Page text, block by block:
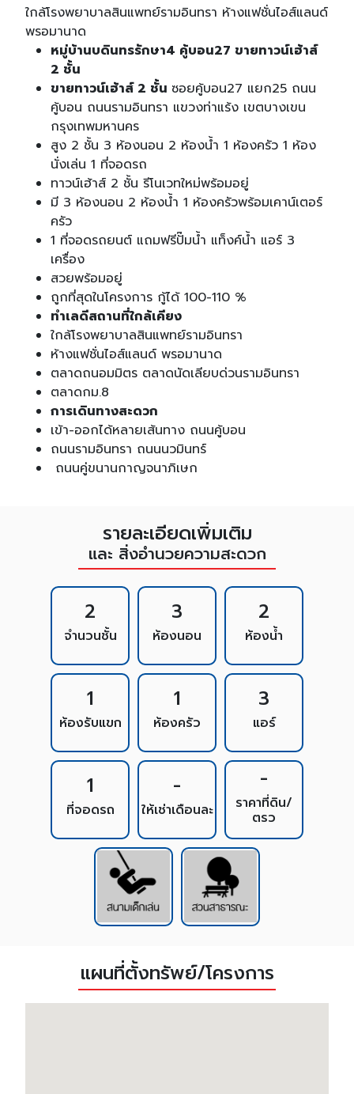
ใกล้โรงพยาบาลสินแพทย์รามอินทรา ห้างแฟชั่นไอส์แลนด์
พรอมานาด
หมู่บ้านบดินทรรักษา4 คู้บอน27 ขายทาวน์เฮ้าส์
2 ชั้น
ขายทาวน์เฮ้าส์ 2 ชั้น ซอยคู้บอน27 แยก25 ถนน
คู้บอน ถนนรามอินทรา แขวงท่าแร้ง เขตบางเขน
กรุงเทพมหานคร
สูง 2 ชั้น 3 ห้องนอน 2 ห้องน้ำ 1 ห้องครัว 1 ห้อง
นั่งเล่น 1 ที่จอดรถ
ทาวน์เฮ้าส์ 2 ชั้น รีโนเวทใหม่พร้อมอยู่
มี 3 ห้องนอน 2 ห้องน้ำ 1 ห้องครัวพร้อมเคาน์เตอร์
ครัว
1 ที่จอดรถยนต์ แถมฟรีปั๊มน้ำ แท็งค์น้ำ แอร์ 3
เครื่อง
สวยพร้อมอยู่
ถูกที่สุดในโครงการ กู้ได้ 100-110 %
ทำเลดีสถานที่ใกล้เคียง
ใกล้โรงพยาบาลสินแพทย์รามอินทรา
ห้างแฟชั่นไอส์แลนด์ พรอมานาด
ตลาดถนอมมิตร ตลาดนัดเลียบด่วนรามอินทรา
ตลาดกม.8
การเดินทางสะดวก
เข้า-ออกได้หลายเส้นทาง ถนนคู้บอน
ถนนรามอินทรา ถนนนวมินทร์
ถนนคู่ขนานกาญจนาภิเษก
รายละเอียดเพิ่มเติม
และ สิ่งอำนวยความสะดวก
2
จำนวนชั้น
3
ห้องนอน
2
ห้องน้ำ
1
ห้องรับแขก
1
ห้องครัว
3
แอร์
1
ที่จอดรถ
-
ให้เช่าเดือนละ
-
ราคาที่ดิน/
ตรว
แผนที่ตั้งทรัพย์/โครงการ